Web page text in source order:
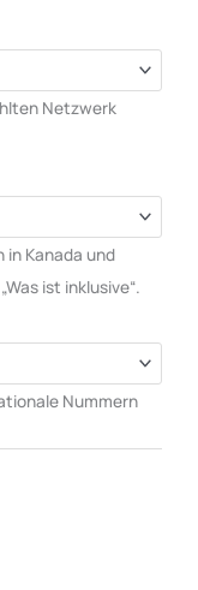
Netzwerk
Kanada und
ist inklusive“.
Nummern